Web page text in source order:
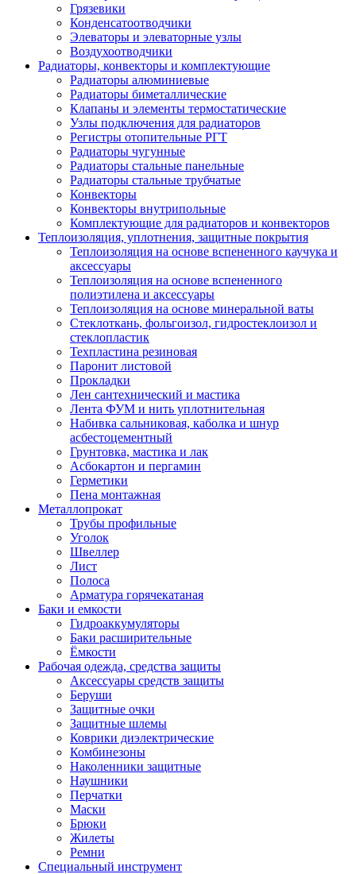
Грязевики
Конденсатоотводчики
Элеваторы и элеваторные узлы
Воздухоотводчики
Радиаторы, конвекторы и комплектующие
Радиаторы алюминиевые
Радиаторы биметаллические
Клапаны и элементы термостатические
Узлы подключения для радиаторов
Регистры отопительные РГТ
Радиаторы чугунные
Радиаторы стальные панельные
Радиаторы стальные трубчатые
Конвекторы
Конвекторы внутрипольные
Комплектующие для радиаторов и конвекторов
Теплоизоляция, уплотнения, защитные покрытия
Теплоизоляция на основе вспененного каучука и
аксессуары
Теплоизоляция на основе вспененного
полиэтилена и аксессуары
Теплоизоляция на основе минеральной ваты
Стеклоткань, фольгоизол, гидростеклоизол и
стеклопластик
Техпластина резиновая
Паронит листовой
Прокладки
Лен сантехнический и мастика
Лента ФУМ и нить уплотнительная
Набивка сальниковая, каболка и шнур
асбестоцементный
Грунтовка, мастика и лак
Асбокартон и пергамин
Герметики
Пена монтажная
Металлопрокат
Трубы профильные
Уголок
Швеллер
Лист
Полоса
Арматура горячекатаная
Баки и емкости
Гидроаккумуляторы
Баки расширительные
Ёмкости
Рабочая одежда, средства защиты
Аксессуары средств защиты
Беруши
Защитные очки
Защитные шлемы
Коврики диэлектрические
Комбинезоны
Наколенники защитные
Наушники
Перчатки
Маски
Брюки
Жилеты
Ремни
Специальный инструмент